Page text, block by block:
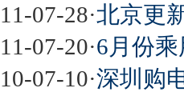
11-07-28·北京更
11-07-20·6月份
10-07-10·深圳购